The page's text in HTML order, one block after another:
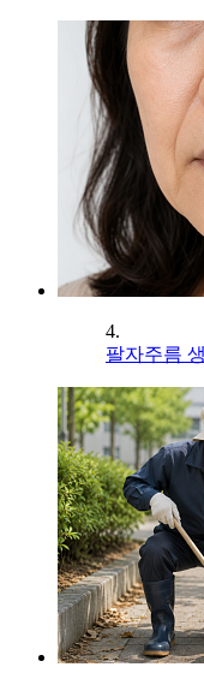
4.
팔자주름